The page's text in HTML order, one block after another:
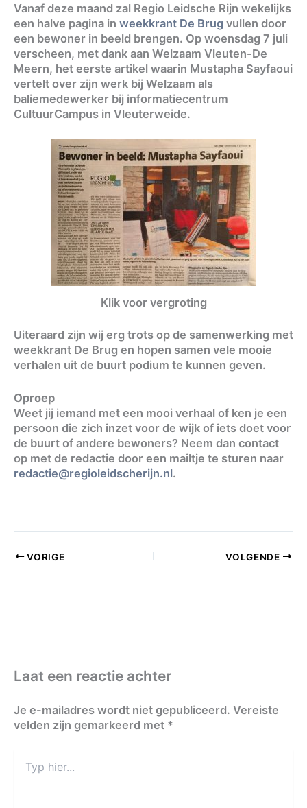
Vanaf deze maand zal Regio Leidsche Rijn wekelijks
een halve pagina in weekkrant De Brug vullen door
een bewoner in beeld brengen. Op woensdag 7 juli
verscheen, met dank aan Welzaam Vleuten-De
Meern, het eerste artikel waarin Mustapha Sayfaoui
vertelt over zijn werk bij Welzaam als
baliemedewerker bij informatiecentrum
CultuurCampus in Vleuterweide.
Klik voor vergroting
Uiteraard zijn wij erg trots op de samenwerking met
weekkrant De Brug en hopen samen vele mooie
verhalen uit de buurt podium te kunnen geven.
Oproep
Weet jij iemand met een mooi verhaal of ken je een
persoon die zich inzet voor de wijk of iets doet voor
de buurt of andere bewoners? Neem dan contact
op met de redactie door een mailtje te sturen naar
redactie@regioleidscherijn.nl.
VORIGE VOLGENDE
Laat een reactie achter
Je e-mailadres wordt niet gepubliceerd. Vereiste
velden zijn gemarkeerd met *
hier...